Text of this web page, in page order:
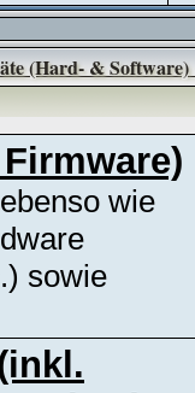
(Hard- & Software)
wie
sowie